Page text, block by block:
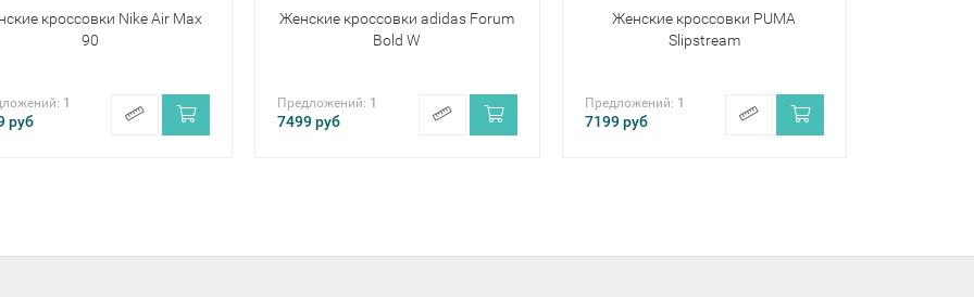
кроссовки Nike Air Max
90
1
руб
Женские кроссовки adidas Forum
Bold W
Предложений: 1
7499руб
Женские кроссовки PUMA
Slipstream
Предложений: 1
7199руб